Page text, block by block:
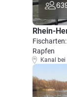
Rhein-
Rapfen
Kanal